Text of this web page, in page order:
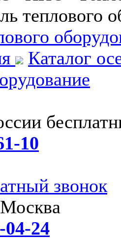
теплового
Каталог
10
звонок
04-24